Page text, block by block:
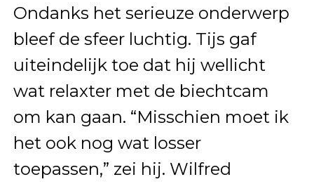
Ondanks het serieuze onderwerp
bleef de sfeer luchtig. Tijs gaf
uiteindelijk toe dat hij wellicht
wat relaxter met de biechtcam
om kan gaan. “Misschien moet ik
het ook nog wat losser
toepassen,” zei hij. Wilfred